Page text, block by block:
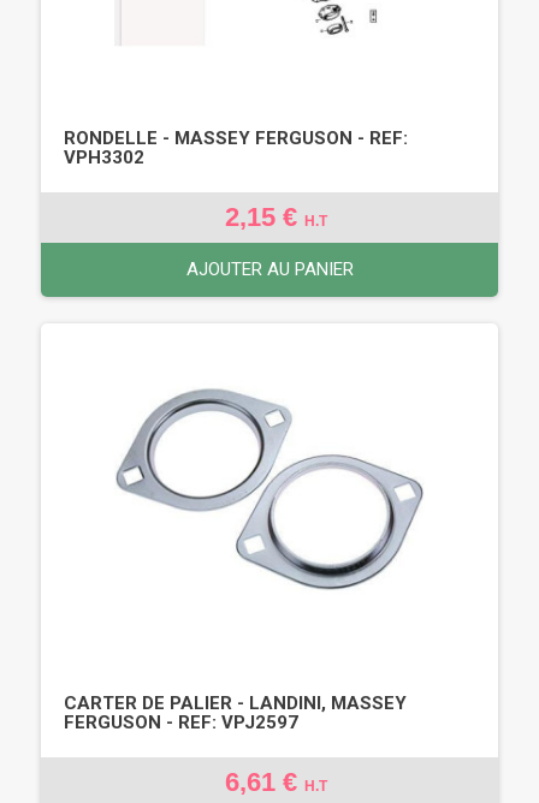
RONDELLE - MASSEY FERGUSON - REF:
VPH3302
2,15 € H.T
AJOUTER AU PANIER
CARTER DE PALIER - LANDINI, MASSEY
FERGUSON - REF: VPJ2597
6,61 € H.T